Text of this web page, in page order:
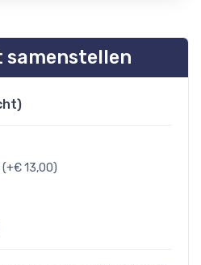
samenstellen
13,00)